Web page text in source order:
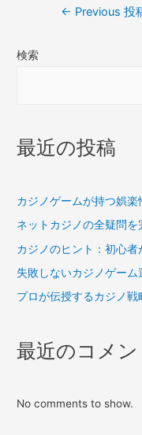
ー
シ
ン
← Previous 投
検索
最近の投稿
カジノゲームが持つ娯楽
ネットカジノの全疑問を
カジノのヒント：初心
失敗しないカジノゲーム
プロが伝授するカジノ戦
最近のコメン
No comments to show.